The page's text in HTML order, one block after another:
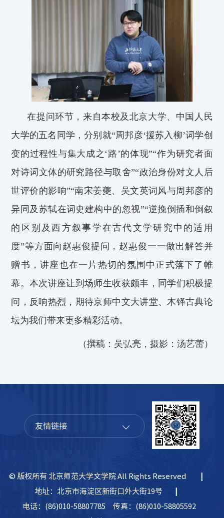
在提问环节，来自本校及北京大学、中国人民
大学的五名同学，分别就“周邦彦‘援苏入柳’词学创
变的过程性与集大成之‘路’的体现”“作为研究者面
对诗词文体的研究路径与取舍”“政治身份对文人后
世评价的影响”“南宋姜夔、吴文英词风与周邦彦的
异同及苏轼在词史建构中的忽视”“逆挽倒插和倒叙
的区别及西方叙事学在古代文学研究中的适用
度”等方面向 赵惠俊提问， 赵惠俊一一做出解答并
赠书，讲座也在一片热切的氛围中正式落下了帷
幕。本次讲座让到场师生收获颇丰，同学们积极提
问，反响热烈，期待京师中文大讲堂、木铎古典论
坛为我们带来更多精彩活动。
（撰稿：吴弘亮 ， 摄影：汤艺蕾）
友情链接
© 版权所有 北京师范大学文学院 All Rights Reserved
地址：北京市海淀区新街口外大街19号
电话：(86)010-58807785
传真：(86)010-58805592